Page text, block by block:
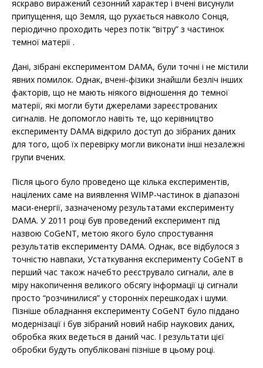
яскраво виражений сезонний характер і вчені висунули
припущення, що Земля, що рухається навколо Сонця,
періодично проходить через потік “вітру” з частинок
темної матерії .
Дані, зібрані експериментом DAMA, були точні і не містили
явних помилок. Однак, вчені-фізики знайшли безліч інших
факторів, що не мають ніякого відношення до темної
матерії, які могли бути джерелами зареєстрованих
сигналів. Не допомогло навіть те, що керівництво
експерименту DAMA відкрило доступ до зібраних даних
для того, щоб їх перевірку могли виконати інші незалежні
групи вчених.
Після цього було проведено ще кілька експериментів,
націлених саме на виявлення WIMP-частинок в діапазоні
маси-енергії, зазначеному результатами експерименту
DAMA. У 2011 році був проведений експеримент під
назвою CoGeNT, метою якого було спростування
результатів експерименту DAMA. Однак, все відбулося з
точністю навпаки, Устаткування експерименту CoGeNT в
перший час також начебто реєструвало сигнали, але в
міру накопичення великого обсягу інформації ці сигнали
просто “розчинилися” у сторонніх перешкодах і шуми.
Пізніше обладнання експерименту CoGeNT було піддано
модернізації і був зібраний новий набір наукових даних,
обробка яких ведеться в даний час. І результати цієї
обробки будуть опубліковані пізніше в цьому році.